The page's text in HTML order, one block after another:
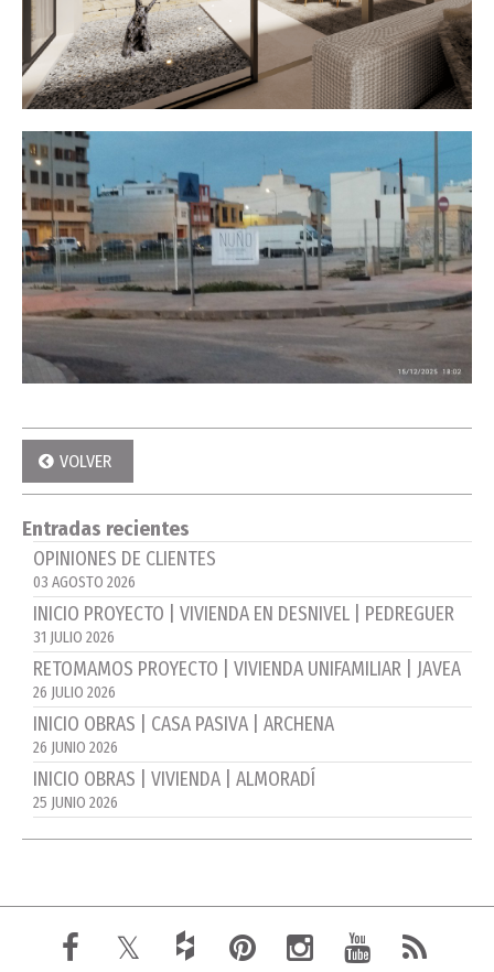
VOLVER
Entradas recientes
OPINIONES DE CLIENTES
03 AGOSTO 2026
INICIO PROYECTO | VIVIENDA EN DESNIVEL | PEDREGUER
31 JULIO 2026
RETOMAMOS PROYECTO | VIVIENDA UNIFAMILIAR | JAVEA
26 JULIO 2026
INICIO OBRAS | CASA PASIVA | ARCHENA
26 JUNIO 2026
INICIO OBRAS | VIVIENDA | ALMORADÍ
25 JUNIO 2026